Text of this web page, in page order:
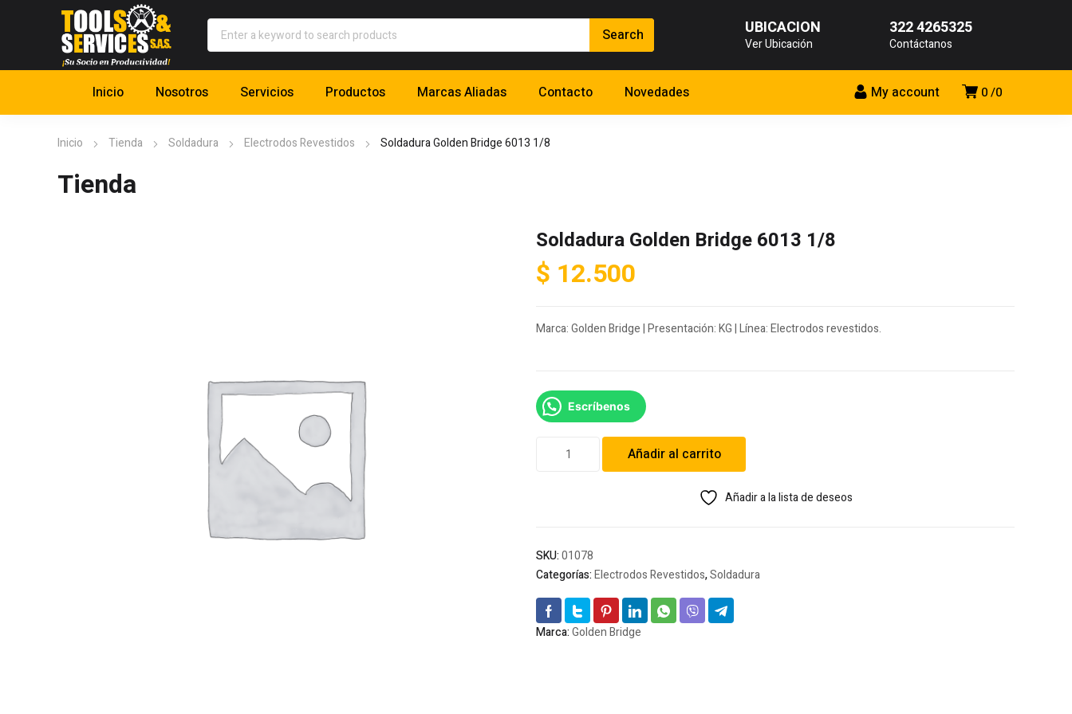
UBICACIÓN
Ver Ubicación
322 4265325
Contáctanos
0 0
My account
Inicio Nosotros Servicios Productos Marcas Aliadas Contacto Novedades
Inicio Tienda Soldadura Electrodos Revestidos Soldadura Golden Bridge 6013 1/8
Tienda
Soldadura Golden Bridge 6013 1/8
$ 12.500
Marca: Golden Bridge | Presentación: KG | Línea: Electrodos revestidos.
Escríbenos
Golden
Añadir al carrito
Añadir a la lista de deseos
SKU:01078
Categorías:Electrodos Revestidos,Soldadura
Marca:Golden Bridge